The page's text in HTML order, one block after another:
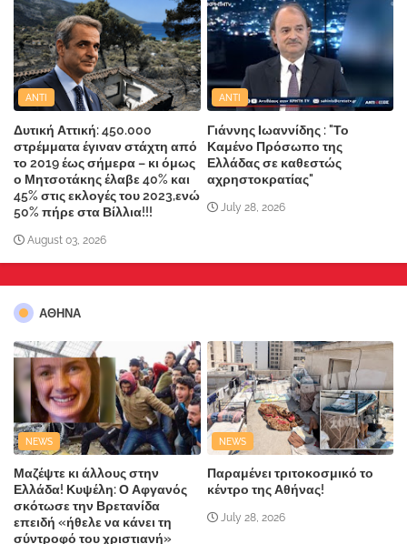
ANTI
Δυτική Αττική: 450.000
στρέμματα έγιναν στάχτη από
το 2019 έως σήμερα – κι όμως
ο Μητσοτάκης έλαβε 40% και
45% στις εκλογές του 2023,ενώ
50% πήρε στα Βίλλια!!!
August 03, 2026
ANTI
Γιάννης Ιωαννίδης : "Το
Καμένο Πρόσωπο της
Ελλάδας σε καθεστώς
αχρηστοκρατίας"
July 28, 2026
ΑΘΗΝΑ
NEWS
Μαζέψτε κι άλλους στην
Ελλάδα! Κυψέλη: Ο Αφγανός
σκότωσε την Βρετανίδα
επειδή «ήθελε να κάνει τη
σύντροφό του χριστιανή»
NEWS
Παραμένει τριτοκοσμικό το
κέντρο της Αθήνας!
July 28, 2026